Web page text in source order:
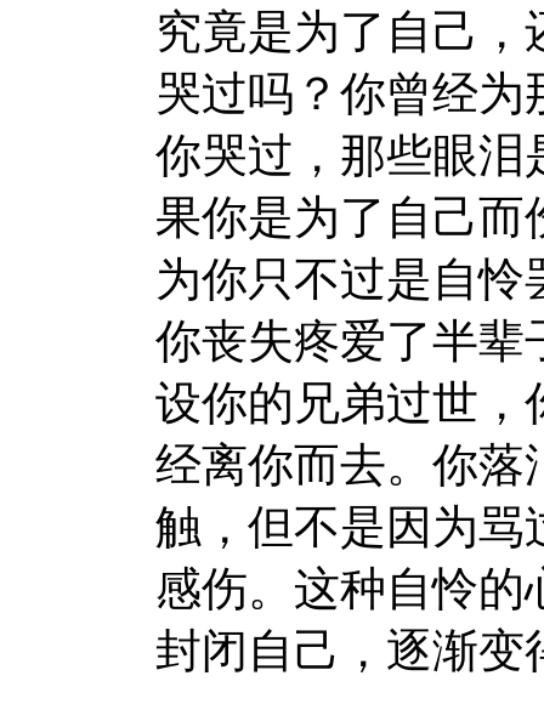
究竟是为了自己
哭过吗？你曾经
你哭过，那些眼泪
果你是为了自己而
为你只不过是自
你丧失疼爱了半辈
设你的兄弟过世，
经离你而去。你落
触，但不是因为骂
感伤。这种自怜的
封闭自己，逐渐变